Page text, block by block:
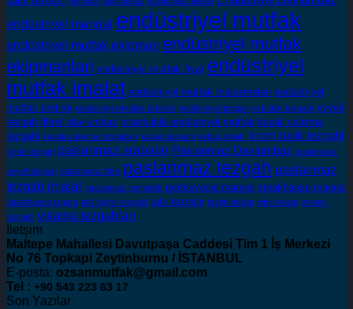
endüstriyel mangal endüstriyel mutfak
endüstriyel mutfak ekipman endüstriyel mutfak
ekipmanlari endüstriyel mutfak fiyat endüstriyel
mutfak imalat endüstriyel mutfak malzemeleri endüstriyel
mutfak üretimi endüstriyel mutfak ürünleri endüstriyel tezgah et kütük tezgahı evyeli
tezgah filtreli davlumbaz istanbulda endüstriyel mutfak kapali çalisma
tezgahi kapalı çalışma tezgahları kasap tezgahi kebap dolabı krom balik tezgahi
krom tezgah paslanmaz arabalar Paslanmaz Davlumbaz paslanmaz
evyeli tezgah paslanmaz filtre paslanmaz tezgah paslanmaz
tezgah imalat paslanmaz yemeklik profesyonel mangal steakhause mangal
steakhause ızgara tatli teşhir tezgahi tatlı tezgahi teşhir dolabı vitrin dolap yemek
tezgahi yıkama tezgahları
İletşim
Maltepe Mahallesi Davutpaşa Caddesi Tim 1 İş Merkezi
No 76 Topkapi Zeytinburnu / İSTANBUL
E-posta: ozsanmutfak@gmail.com
Tel : +90 543 223 63 17
Son Yazılar